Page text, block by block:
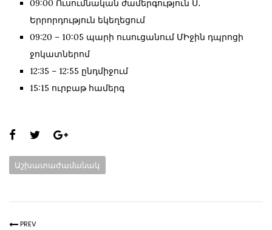
09:00 Ուսումնական ժամերգություն Ս․
Երրորդություն եկեղեցում
09:20 – 10:05 պարի ուսուցանում ՄԻջին դպրոցի
ջոկատներոմ
12:35 – 12:55 ընդմիջում
15:15 ուրբաթ համերգ
Share
page:
Categories:
Աշխատաժամանակ
PREV